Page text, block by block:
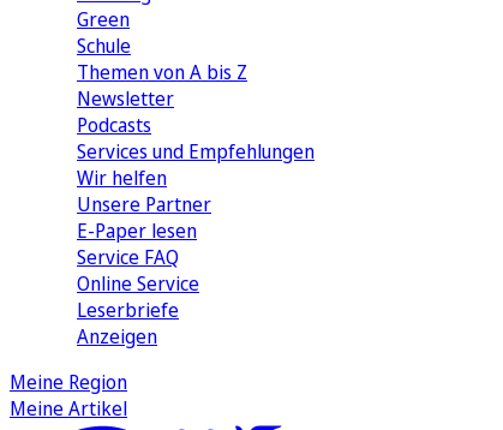
Green
Schule
Themen von A bis Z
Newsletter
Podcasts
Services und Empfehlungen
Wir helfen
Unsere Partner
E-Paper lesen
Service FAQ
Online Service
Leserbriefe
Anzeigen
Meine Region
Meine Artikel